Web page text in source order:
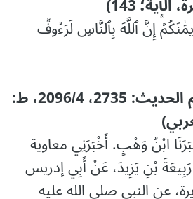
إِنَّ ٱللَّهَ بِٱلنَّاسِ لَرَءُوفٞ
صحيح مسلم: (رقم الحديث: 2735، 2096/4، ط:
ابْنُ وَهْبٍ. أَخْبَرَنِي معاوية
بْنِ يَزِيدَ، عَنْ أَبِي إدريس
عن النبي صلى الله عليه